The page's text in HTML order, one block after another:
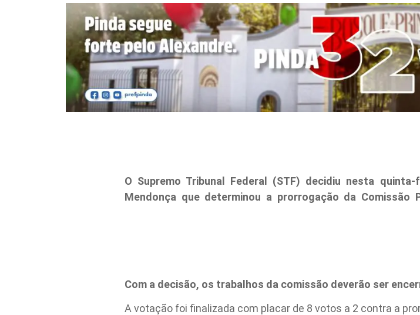
O Supremo Tribunal Federal (STF) decidiu nesta
Mendonça que determinou a prorrogação da Comissão
Com a decisão, os trabalhos da comissão deverão ser
A votação foi finalizada com placar de 8 votos a 2 contra a